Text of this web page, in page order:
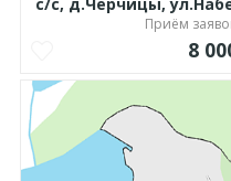
с/с, д.Черчицы,
Приём
8